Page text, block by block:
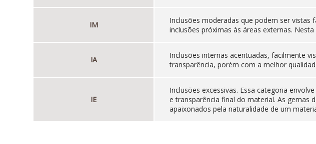
IM
Inclusões moderadas que podem ser
inclusões próximas às áreas externas.
IA
Inclusões internas acentuadas, facilmente
transparência, porém com a melhor
IE
Inclusões excessivas. Essa categoria
e transparência final do material. As gemas
apaixonados pela naturalidade de um